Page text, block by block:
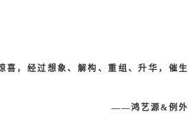
喜，经过想象、解构、重组、升华，催生
——鸿艺源&例外